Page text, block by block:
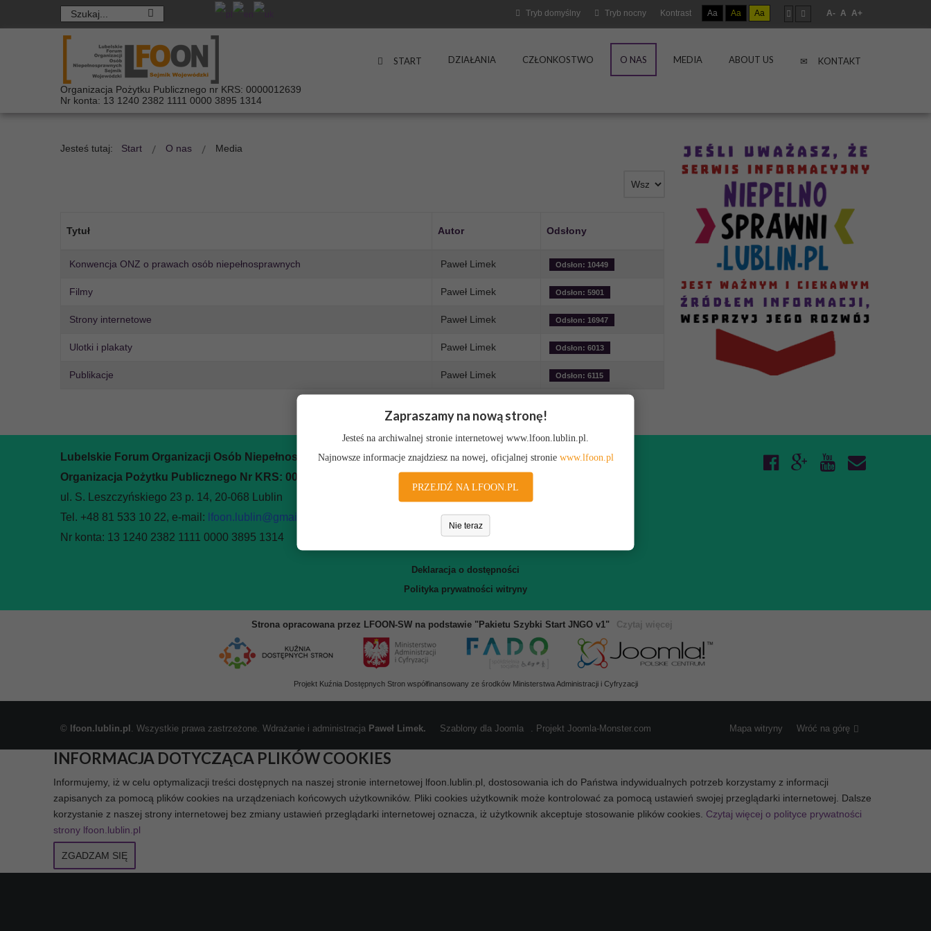
Tryb domyślny Tryb nocny Kontrast Aa Aa Aa A- A A+
Organizacja Pożytku Publicznego nr KRS: 0000012639
Nr konta: 13 1240 2382 1111 0000 3895 1314
START DZIAŁANIA CZŁONKOSTWO O NAS MEDIA ABOUT US KONTAKT
Jesteś tutaj: Start O nas Media
Tytuł Autor Odsłony
Konwencja ONZ o prawach osób niepełnosprawnych Paweł Limek Odsłon: 10449
Filmy Paweł Limek Odsłon: 5901
Strony internetowe Paweł Limek Odsłon: 16947
Ulotki i plakaty Paweł Limek Odsłon: 6013
Publikacje Paweł Limek Odsłon: 6115
Lubelskie Forum Organizacji Osób Niepełnosprawnych - Sejmik Wojewódzki
Organizacja Pożytku Publicznego Nr KRS: 0000012639
ul. S. Leszczyńskiego 23 p. 14, 20-068 Lublin
Tel. +48 81 533 10 22, e-mail: lfoon.lublin@gmail.com
Nr konta: 13 1240 2382 1111 0000 3895 1314
Deklaracja o dostępności
Polityka prywatności witryny
Strona opracowana przez LFOON-SW na podstawie "Pakietu Szybki Start JNGO v1" Czytaj więcej
Projekt Kuźnia Dostępnych Stron współfinansowany ze środków Ministerstwa Administracji i Cyfryzacji
© lfoon.lublin.pl . Wszystkie prawa zastrzeżone. Wdrażanie i administracja Paweł Limek. Szablony dla Joomla . Projekt Joomla-Monster.com Mapa witryny Wróć na górę
INFORMACJA DOTYCZĄCA PLIKÓW COOKIES
Informujemy, iż w celu optymalizacji treści dostępnych na naszej stronie internetowej lfoon.lublin.pl, dostosowania ich do Państwa indywidualnych potrzeb korzystamy z informacji
zapisanych za pomocą plików cookies na urządzeniach końcowych użytkowników. Pliki cookies użytkownik może kontrolować za pomocą ustawień swojej przeglądarki internetowej. Dalsze
korzystanie z naszej strony internetowej bez zmiany ustawień przeglądarki internetowej oznacza, iż użytkownik akceptuje stosowanie plików cookies. Czytaj więcej o polityce prywatności
strony lfoon.lublin.pl
ZGADZAM SIĘ
Zapraszamy na nową stronę!
Jesteś na archiwalnej stronie internetowej www.lfoon.lublin.pl.
Najnowsze informacje znajdziesz na nowej, oficjalnej stronie www.lfoon.pl
PRZEJDŹ NA LFOON.PL
Nie teraz